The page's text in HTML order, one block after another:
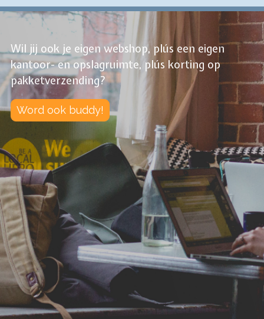
Wil jij ook je eigen webshop, plús een eigen
kantoor- en opslagruimte, plús korting op
pakketverzending?
Word ook buddy!